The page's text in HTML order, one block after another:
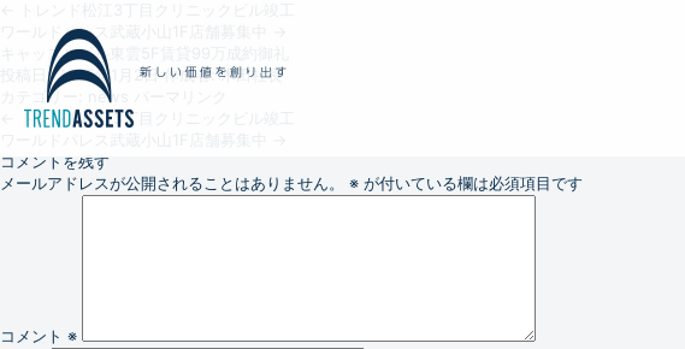
ワールドパレス武蔵小山1F店舗募集中
キャッスルビル東雲5F賃貸99万成約御礼
投稿日: 2025年1月2日 作成者: 木田社長
カテゴリー:
news
トレンド松江3丁目クリニックビル竣工
コメントを残す
メールアドレスが公開されることはありません。
※ が付いている欄は必須項目です
コメント ※